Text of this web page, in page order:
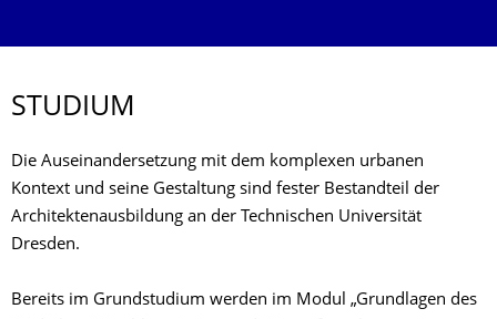
STUDIUM
Die Auseinandersetzung mit dem komplexen urbanen
Kontext und seine Gestaltung sind fester Bestandteil der
Architektenausbildung an der Technischen Universität
Dresden.
Bereits im Grundstudium werden im Modul „Grundlagen des